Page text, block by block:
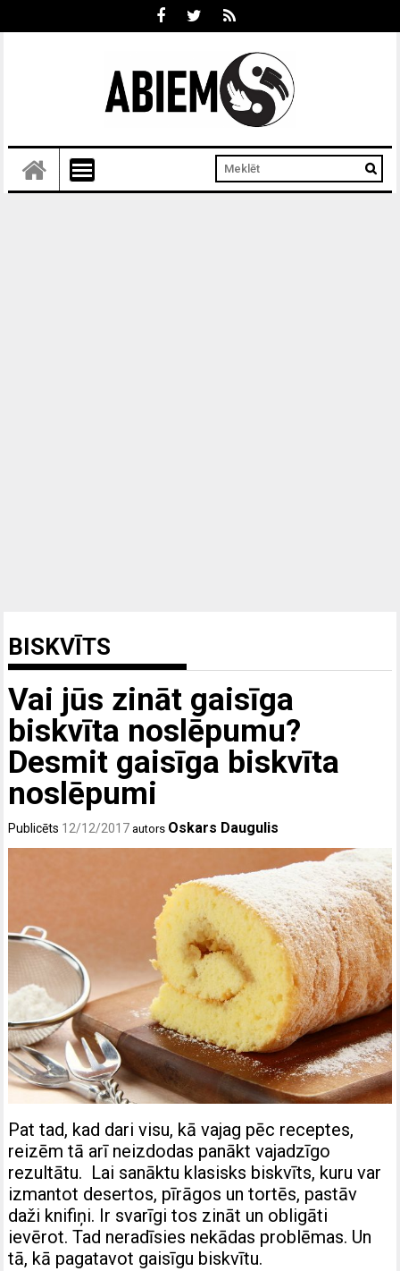
BISKVĪTS
Vai jūs zināt gaisīga
biskvīta noslēpumu?
Desmit gaisīga biskvīta
noslēpumi
Publicēts 12/12/2017 autors Oskars Daugulis
Pat tad, kad dari visu, kā vajag pēc receptes,
reizēm tā arī neizdodas panākt vajadzīgo
rezultātu. Lai sanāktu klasisks biskvīts, kuru var
izmantot desertos, pīrāgos un tortēs, pastāv
daži knifiņi. Ir svarīgi tos zināt un obligāti
ievērot. Tad neradīsies nekādas problēmas. Un
tā, kā pagatavot gaisīgu biskvītu.